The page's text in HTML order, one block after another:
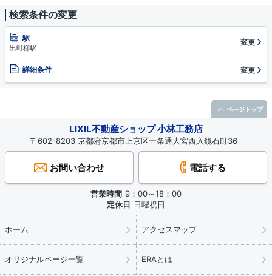
検索条件の変更
駅
出町柳駅
変更
詳細条件 変更
LIXIL不動産ショップ 小林工務店
〒602-8203 京都府京都市上京区一条通大宮西入鏡石町36
お問い合わせ 電話する
営業時間 9：00～18：00
定休日 日曜祝日
ホーム アクセスマップ
オリジナルページ一覧 ERAとは
ページトップ